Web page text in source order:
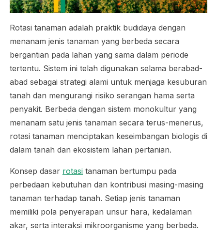
Rotasi tanaman adalah praktik budidaya dengan
menanam jenis tanaman yang berbeda secara
bergantian pada lahan yang sama dalam periode
tertentu. Sistem ini telah digunakan selama berabad-
abad sebagai strategi alami untuk menjaga kesuburan
tanah dan mengurangi risiko serangan hama serta
penyakit. Berbeda dengan sistem monokultur yang
menanam satu jenis tanaman secara terus-menerus,
rotasi tanaman menciptakan keseimbangan biologis di
dalam tanah dan ekosistem lahan pertanian.
Konsep dasar rotasi tanaman bertumpu pada
perbedaan kebutuhan dan kontribusi masing-masing
tanaman terhadap tanah. Setiap jenis tanaman
memiliki pola penyerapan unsur hara, kedalaman
akar, serta interaksi mikroorganisme yang berbeda.